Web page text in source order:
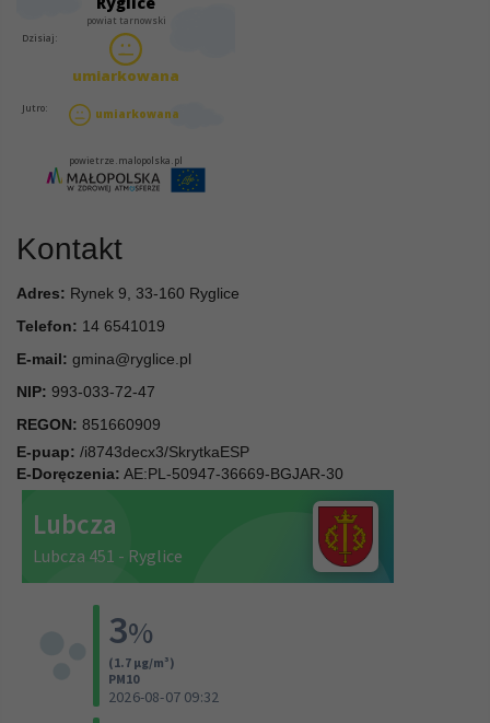
Kontakt
Adres: Rynek 9, 33-160 Ryglice
Telefon: 14 6541019
E-mail: gmina@ryglice.pl
NIP: 993-033-72-47
REGON: 851660909
E-puap: /i8743decx3/SkrytkaESP
E-Doręczenia: AE:PL-50947-36669-BGJAR-30